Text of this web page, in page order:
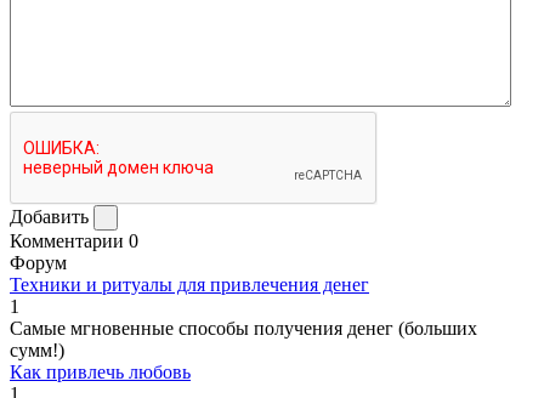
Добавить
Комментарии 0
Форум
Техники и ритуалы для привлечения денег
1
Самые мгновенные способы получения денег (больших
сумм!)
Как привлечь любовь
1